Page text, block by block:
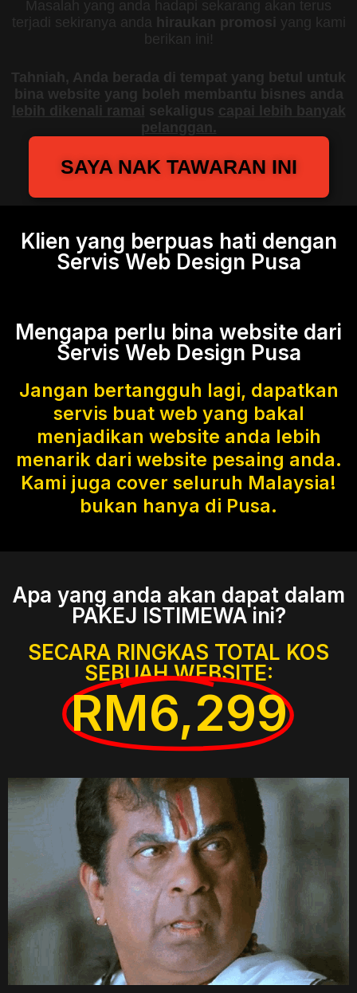
Masalah yang anda hadapi sekarang akan terus
terjadi sekiranya anda hiraukan promosi yang kami
berikan ini!
Tahniah, Anda berada di tempat yang betul untuk
bina website yang boleh membantu bisnes anda
lebih dikenali ramai sekaligus capai lebih banyak
pelanggan.
SAYA NAK TAWARAN INI
Klien yang berpuas hati dengan
Servis Web Design Pusa
Mengapa perlu bina website dari
Servis Web Design Pusa
Jangan bertangguh lagi, dapatkan
servis buat web yang bakal
menjadikan website anda lebih
menarik dari website pesaing anda.
Kami juga cover seluruh Malaysia!
bukan hanya di Pusa.
Apa yang anda akan dapat dalam
PAKEJ ISTIMEWA ini?
SECARA RINGKAS TOTAL KOS
SEBUAH WEBSITE:
RM6,299